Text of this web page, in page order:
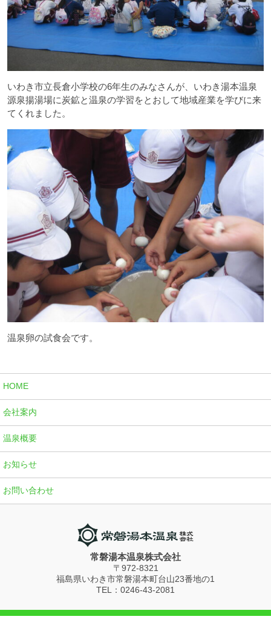
いわき市立長倉小学校の6年生のみなさんが、いわき湯本温泉
源泉揚湯場に炭鉱と温泉の学習をとおして地域産業を学びに来
てくれました。
温泉卵の試食会です。
HOME
会社案内
温泉概要
お知らせ
お問い合わせ
常磐湯本温泉株式会社
〒972-8321
福島県いわき市常磐湯本町台山23番地の1
TEL：0246-43-2081